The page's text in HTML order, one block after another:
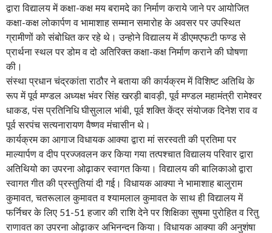
द्वारा विद्यालय में कक्षा-कक्ष मय बरामदे का निर्माण कराये जाने पर आयोजित
कक्षा-कक्ष लोकार्पण व भामाशाह सम्मान समारोह के अवसर पर उपस्थित
ग्रामीणों को संबोधित कर रहे थे। उन्होने विद्यालय में डीएमएफटी फण्ड से
प्रार्थना स्थल पर डोम व दो अतिरिक्त कक्षा-कक्ष निर्माण कराने की घोषणा
की।
संस्था प्रधान चंद्रकांता राठौर ने बताया की कार्यक्रम में विशिष्ट अतिथि के
रूप में पूर्व मण्डल अध्यक्ष भंवर सिंह खरड़ी बावड़ी, पूर्व मण्डल महामंत्री रामेश्वर
धाकड, पंस प्रतिनिधि घीसुलाल भांबी, पूर्व शक्ति केंद्र संयोजक दिनेश राव व
पूर्व सरपंच सत्यनारायण वैष्णव मंचासीन थे।
कार्यक्रम का आगाज विधायक आक्या द्वारा मां सरस्वती की प्रतिमा पर
माल्यार्पण व दीप प्रज्जवलन कर किया गया तत्पश्चात विद्यालय परिवार द्वारा
अतिथियो का उपरना ओढ़ाकर स्वागत किया। विद्यालय की बालिकाओ द्वारा
स्वागत गीत की प्रस्तुतियां दी गई। विधायक आक्या ने भामाशाह बालुराम
कुमावत, चतरूलाल कुमावत व श्यामलाल कुमावत के साथ ही विद्यालय में
फर्निचर के लिए 51-51 हजार की राशि देने पर शिक्षिका सुषमा पुरोहित व रितु
राणावत का उपरना ओढ़ाकर अभिनन्दन किया। विधायक आक्या की अनुशंषा